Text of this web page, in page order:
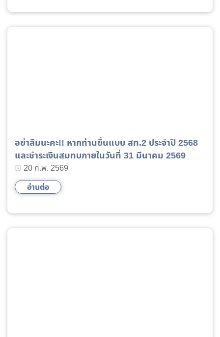
อย่าลืมนะคะ!! หากท่านยื่นแบบ สท.2 ประจำปี 2568
และชำระเงินสมทบภายในวันที่ 31 มีนาคม 2569
20 ก.พ. 2569
อ่านต่อ